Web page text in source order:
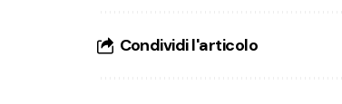
Condividi l'articolo